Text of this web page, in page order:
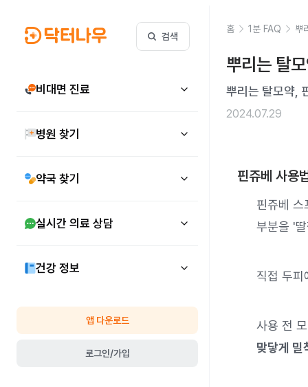
검색
비대면 진료
병원 찾기
약국 찾기
실시간 의료 상담
건강 정보
앱 다운로드
로그인/가입
홈 1분 FAQ 뿌
뿌리는 탈
뿌리는 탈모약,
2024.07.29
핀쥬베 사용
핀쥬베 스
부분을 '
직접 두
사용 전
맞닿게 밀